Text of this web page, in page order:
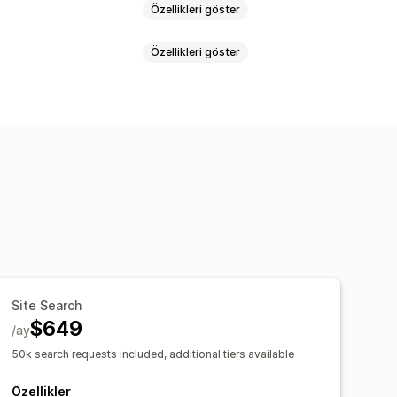
Özellikleri göster
Özellikleri göster
Site Search
$649
/ay
50k search requests included, additional tiers available
Özellikler